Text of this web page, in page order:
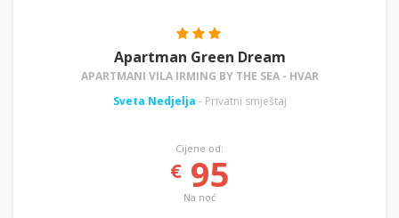
Apartman Green Dream
APARTMANI VILA IRMING BY THE SEA - HVAR
Sveta Nedjelja - Privatni smještaj
Cijene od:
€95
Na noć